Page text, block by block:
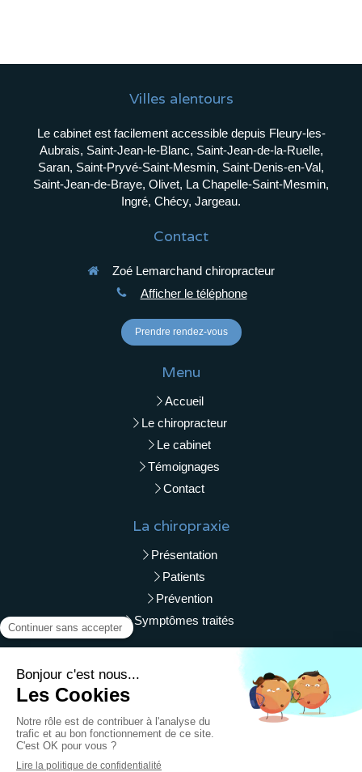
Villes alentours
Le cabinet est facilement accessible depuis Fleury-les-
Aubrais, Saint-Jean-le-Blanc, Saint-Jean-de-la-Ruelle,
Saran, Saint-Pryvé-Saint-Mesmin, Saint-Denis-en-Val,
Saint-Jean-de-Braye, Olivet, La Chapelle-Saint-Mesmin,
Ingré, Chécy, Jargeau.
Contact
Zoé Lemarchand chiropracteur
Afficher le téléphone
Prendre rendez-vous
Menu
Accueil
Le chiropracteur
Le cabinet
Témoignages
Contact
La chiropraxie
Présentation
Patients
Prévention
Symptômes traités
Mentions légales
© Zoé Lemarchand - Chiropracteur Orléans